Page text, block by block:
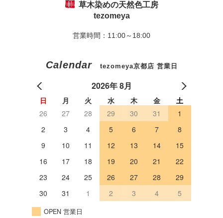
草木染めの天然色工房
tezomeya
営業時間：11:00～18:00
Calendar tezomeya京都店 営業日
2026年 8月
日 月 火 水 木 金
土
26
27 28 29 30 31
1
2
3 4 5 6 7
8
9
10 11 12 13 14
15
16
17 18 19 20 21
22
23
24 25 26 27 28
29
30
31 1 2 3 4 5
OPEN 営業日